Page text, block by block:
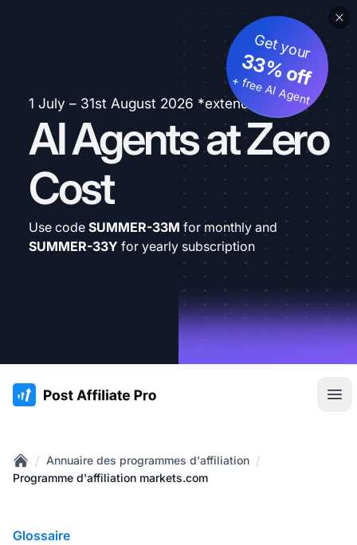
1 July – 31st August 2026 *extended
AI Agents at Zero
Cost
Get your
33% off
+ free AI Agent
Use code SUMMER-33M for monthly and
SUMMER-33Y for yearly subscription
:site.title
Home
/ Annuaire des programmes d'affiliation /
Programme d'affiliation markets.com
Glossaire